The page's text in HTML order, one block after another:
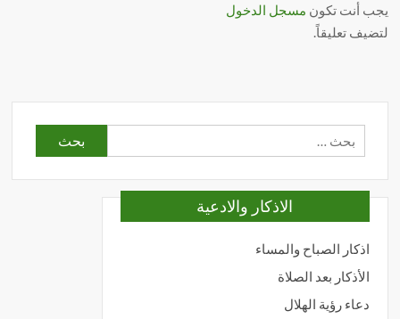
يجب أنت تكون مسجل الدخول
لتضيف تعليقاً.
عن:
الاذكار والادعية
اذكار الصباح والمساء
الأذكار بعد الصلاة
دعاء رؤية الهلال